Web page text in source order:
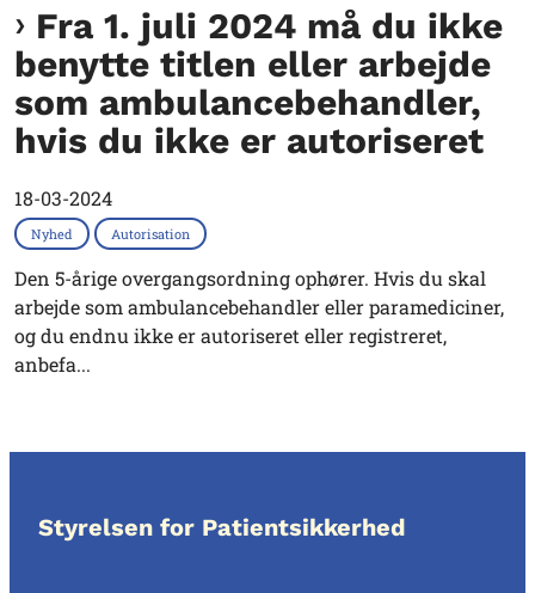
Fra 1. juli 2024 må du ikke
benytte titlen eller arbejde
som ambulancebehandler,
hvis du ikke er autoriseret
18-03-2024
Nyhed Autorisation
Den 5-årige overgangsordning ophører. Hvis du skal
arbejde som ambulancebehandler eller paramediciner,
og du endnu ikke er autoriseret eller registreret,
anbefa...
Styrelsen for Patientsikkerhed